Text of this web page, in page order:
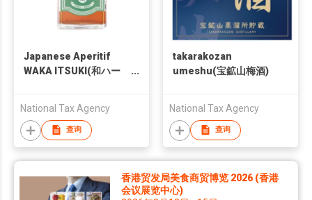
Japanese Aperitif
WAKA ITSUKI(和ハー
National Tax Agency
查询
takarakozan
umeshu(宝鉱山梅酒)
National Tax Agency
查询
香港贸发局美食商贸博览 2026 (香港
会议展览中心)